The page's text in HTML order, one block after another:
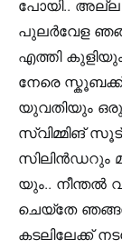
പോയി.. അല്ല
പുലർവേള
എത്തി
നേരെ
യുവതിയും ഒരു
സ്വിമ്മിങ്
സിലിൻഡറും
യും.. നീന്തൽ
ചെയ്തേ
കടലിലേക്ക്